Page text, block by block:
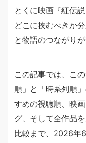
とくに映画『紅伝
どこに挟むべきか
と物語のつながり
この記事では、こ
順」と「時系列順
すめの視聴順、映
グ、そして全作品
比較まで、2026年